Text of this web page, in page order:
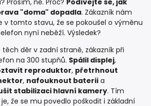
Prosím, ne. Proč? Podívejte se, jak
"doma" dopadla. Zákazník nám
v tomto stavu, že se pokoušel o výměnu
nyní neběží. Výsledek?
děr v zadní straně, zákazník při
na 300 stupňů. Spálil displej,
reproduktor, přetrhnout
, nafouknout baterii a
stabilizaci hlavní kamery. Tím
že se mu povedlo poškodit i základní